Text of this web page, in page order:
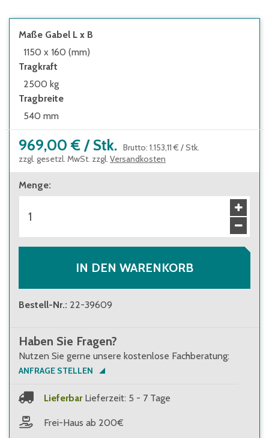
mit 2-mal 105° Lenkeinschlag,
Tandemgabelrollen, Kletterrollen an den
Gabelspitzen
einfaches und schnelles Bremsen und
Feststellen durch separaten Bremshebel an
der Deichsel
Maße Gabel L x B
1150 x 160 (mm)
Tragkraft
2500 kg
Tragbreite
540 mm
969,00 € / Stk. Brutto: 1.153,11 € /Stk.
zzgl. gesetzl. MwSt. zzgl. Versandkosten
Menge:
IN DEN WARENKORB
Bestell-Nr.: 22-39609
Haben Sie Fragen?
Nutzen Sie gerne unsere kostenlose Fachberatung:
ANFRAGE STELLEN
Lieferbar Lieferzeit: 5 - 7 Tage
Frei-Haus ab 200€